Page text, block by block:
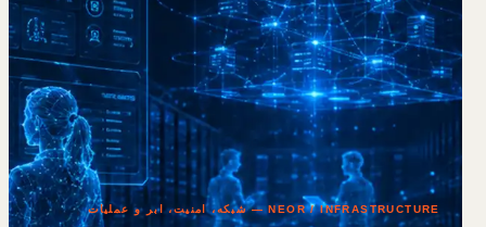
NEOR / INFRASTRUCTURE — شبکه، امنیت، ابر و عملیات